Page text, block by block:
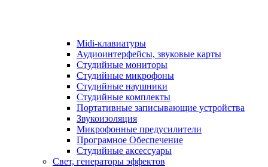
Midi-клавиатуры
Аудиоинтерфейсы, звуковые карты
Студийные мониторы
Студийные микрофоны
Студийные наушники
Студийные комплекты
Портативные записывающие устройства
Звукоизоляция
Микрофонные предусилители
Програмное Обеспечение
Студийные аксессуары
Свет, генераторы эффектов